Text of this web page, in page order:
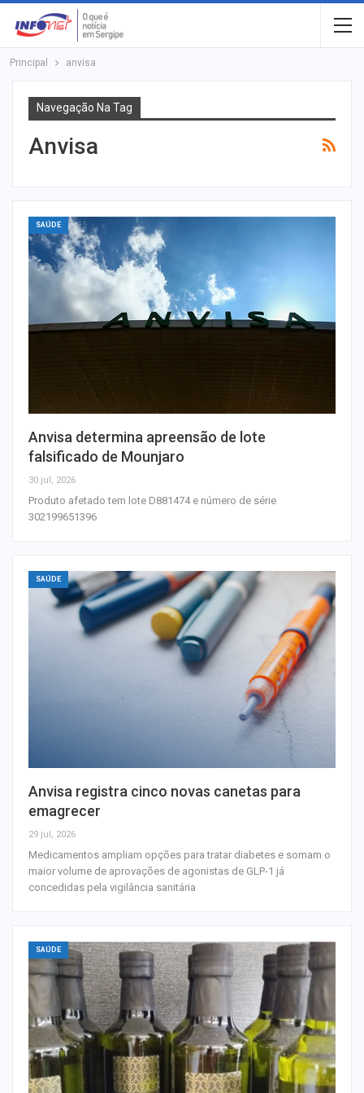
Principal anvisa
Navegação Na Tag
Anvisa
SAÚDE
Anvisa determina apreensão de lote
falsificado de Mounjaro
30 jul, 2026
Produto afetado tem lote D881474 e número de série
302199651396
SAÚDE
Anvisa registra cinco novas canetas para
emagrecer
29 jul, 2026
Medicamentos ampliam opções para tratar diabetes e somam o
maior volume de aprovações de agonistas de GLP-1 já
concedidas pela vigilância sanitária
SAÚDE